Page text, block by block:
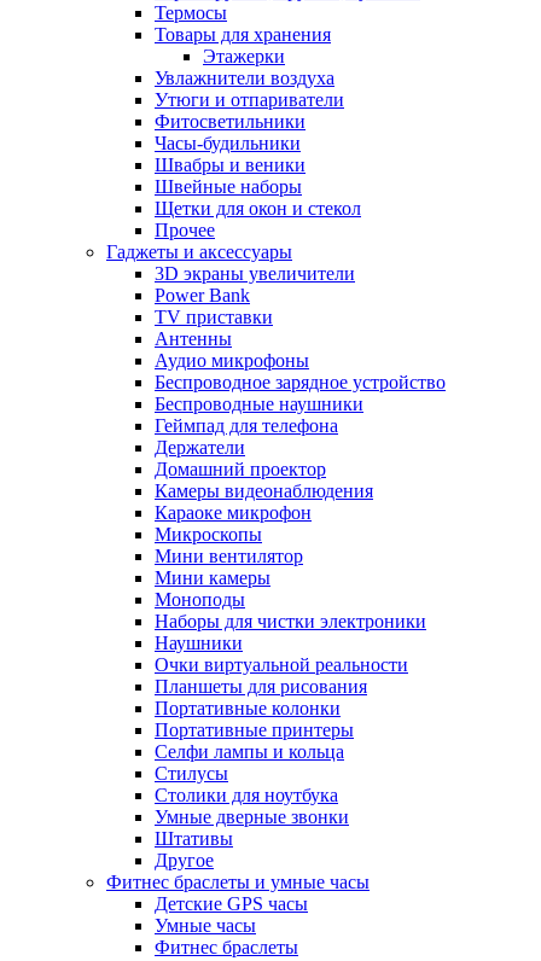
Термосы
Товары для хранения
Этажерки
Увлажнители воздуха
Утюги и отпариватели
Фитосветильники
Часы-будильники
Швабры и веники
Швейные наборы
Щетки для окон и стекол
Прочее
Гаджеты и аксессуары
3D экраны увеличители
Power Bank
TV приставки
Антенны
Аудио микрофоны
Беспроводное зарядное устройство
Беспроводные наушники
Геймпад для телефона
Держатели
Домашний проектор
Камеры видеонаблюдения
Караоке микрофон
Микроскопы
Мини вентилятор
Мини камеры
Моноподы
Наборы для чистки электроники
Наушники
Очки виртуальной реальности
Планшеты для рисования
Портативные колонки
Портативные принтеры
Селфи лампы и кольца
Стилусы
Столики для ноутбука
Умные дверные звонки
Штативы
Другое
Фитнес браслеты и умные часы
Детские GPS часы
Умные часы
Фитнес браслеты